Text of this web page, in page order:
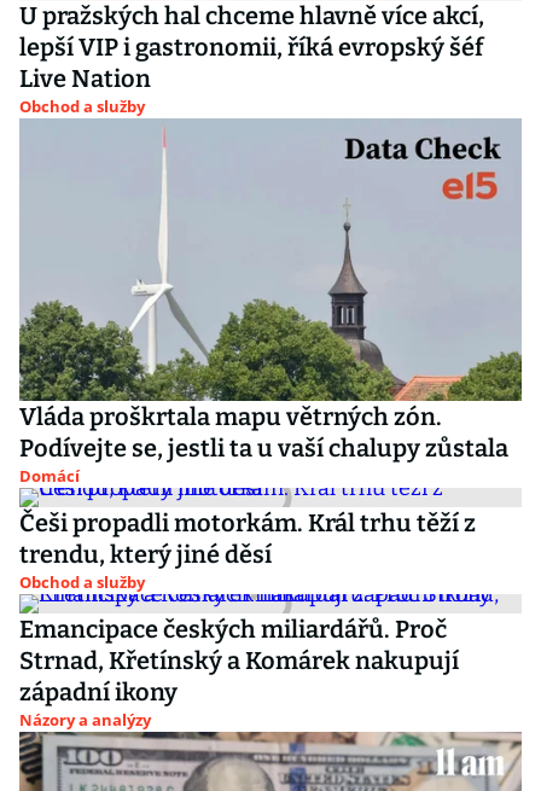
U pražských hal chceme hlavně více akcí,
lepší VIP i gastronomii, říká evropský šéf
Live Nation
Obchod a služby
Vláda proškrtala mapu větrných zón.
Podívejte se, jestli ta u vaší chalupy zůstala
Domácí
Češi propadli motorkám. Král trhu těží z
trendu, který jiné děsí
Obchod a služby
Emancipace českých miliardářů. Proč
Strnad, Křetínský a Komárek nakupují
západní ikony
Názory a analýzy